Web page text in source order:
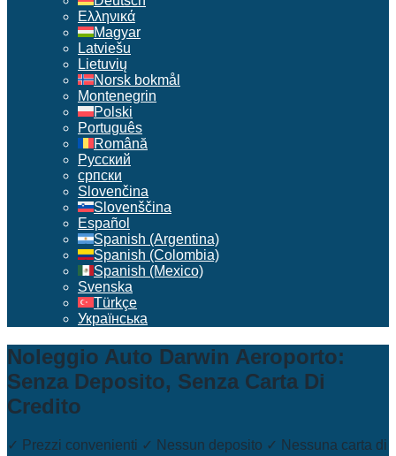
Ελληνικά
Magyar
Latviešu
Lietuvių
Norsk bokmål
Montenegrin
Polski
Português
Română
Русский
српски
Slovenčina
Slovenščina
Español
Spanish (Argentina)
Spanish (Colombia)
Spanish (Mexico)
Svenska
Türkçe
Українська
Noleggio Auto Darwin Aeroporto:
Senza Deposito, Senza Carta Di
Credito
✓ Prezzi convenienti ✓ Nessun deposito ✓ Nessuna carta di